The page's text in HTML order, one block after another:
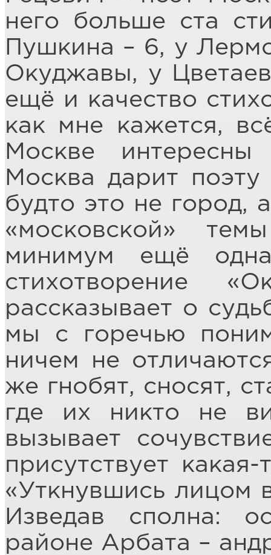
него больше ста
Пушкина – 6, у
Окуджавы, у
ещё и качество
как мне кажется,
Москве интересны
Москва дарит
будто это не город,
«московской»
минимум ещё
стихотворение
рассказывает о
мы с горечью
ничем не
же гнобят, сносят,
где их никто не
вызывает
присутствует
«Уткнувшись лицом
Изведав сполна:
районе Арбата –